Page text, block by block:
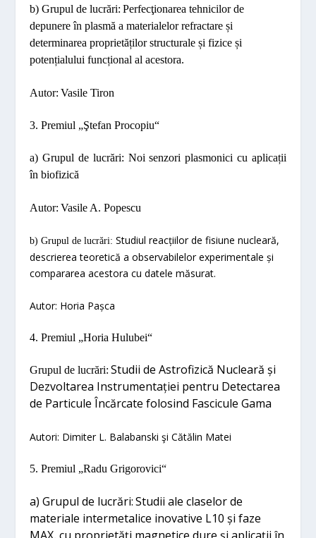
b) Grupul delucrări: Perfecţionarea tehnicilor de
depunere în plasmă a materialelor refractare și
determinarea proprietăților structurale și fizice și
potențialului funcțional al acestora.
Autor: Vasile Tiron
3. Premiul „ŞtefanProcopiu“
a)Grupul de lucrări: Noi senzori plasmonici cu aplicații
în biofizică
Autor: Vasile A. Popescu
b)Grupul de lucrări: Studiul reacțiilor de fisiune nucleară,
descrierea teoretică a observabilelor experimentale și
compararea acestora cu datele măsurat.
Autor: Horia Pașca
4. Premiul „Horia Hulubei“
Grupul de lucrări: Studii de Astrofizică Nucleară și
Dezvoltarea Instrumentației pentru Detectarea
de Particule Încărcate folosind Fascicule Gama
Autori: DimiterL. Balabanski şi Cătălin Matei
5. Premiul „Radu Grigorovici“
a) Grupul de lucrări: Studii ale claselor de
materiale intermetalice inovative L10 și faze
MAX, cu proprietăți magnetice dure și aplicații în